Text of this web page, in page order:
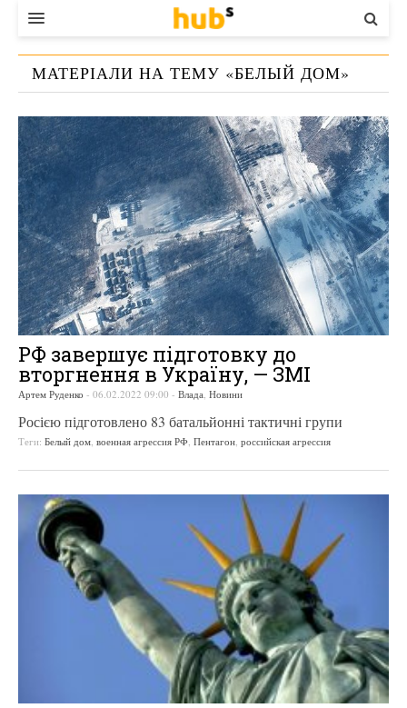
ВЛАДА
ЕКОНОМІКА
БІЗНЕС
СТАРТЕР
КОНТАКТИ
МАТЕРІАЛИ НА ТЕМУ «БЕЛЫЙ ДОМ»
РФ завершує підготовку до
вторгнення в Україну, — ЗМІ
Артем Руденко - 06.02.2022 09:00 - Влада Новини
Росією підготовлено 83 батальйонні тактичні групи
Теги: Белый дом военная агрессия РФ Пентагон российская агрессия